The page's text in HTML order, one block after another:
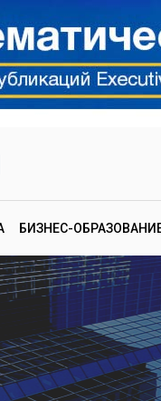
БИЗНЕС-